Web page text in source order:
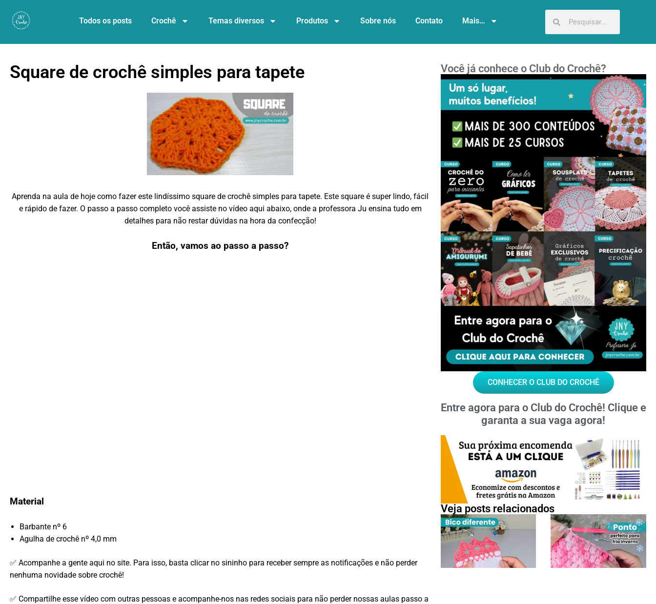
Todos os posts Crochê Temas diversos Produtos Sobre nós Contato Mais…
Você já conhece o Club do Crochê?
CONHECER O CLUB DO CROCHÊ
Entre agora para o Club do Crochê! Clique e
garanta a sua vaga agora!
Veja posts relacionados
Square de crochê simples para tapete
Aprenda na aula de hoje como fazer este lindíssimo square de crochê simples para tapete. Este square é super lindo, fácil
e rápido de fazer. O passo a passo completo você assiste no vídeo aqui abaixo, onde a professora Ju ensina tudo em
detalhes para não restar dúvidas na hora da confecção!
Então, vamos ao passo a passo?
Material
Barbante nº 6
Agulha de crochê nº 4,0 mm
✅ Acompanhe a gente aqui no site. Para isso, basta clicar no sininho para receber sempre as notificações e não perder
nenhuma novidade sobre crochê!
✅ Compartilhe esse vídeo com outras pessoas e acompanhe-nos nas redes sociais para não perder nossas aulas passo a